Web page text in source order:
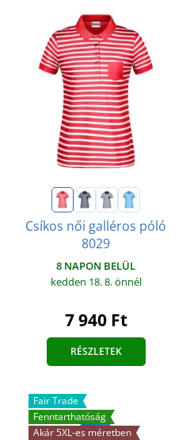
Csíkos női galléros póló
8029
8 NAPON BELÜL
kedden 18. 8.önnél
7 940 Ft
RÉSZLETEK
Fair Trade
Fenntarthatóság
Akár 5XL-es méretben